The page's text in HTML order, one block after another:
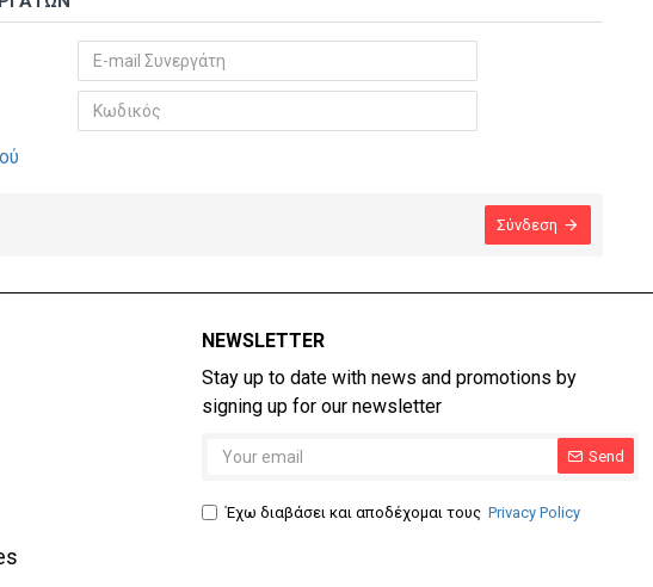
Σύνδεση
NEWSLETTER
Stay up to date with news and promotions by
signing up for our newsletter
Send
Έχω διαβάσει και αποδέχομαι τους Privacy Policy